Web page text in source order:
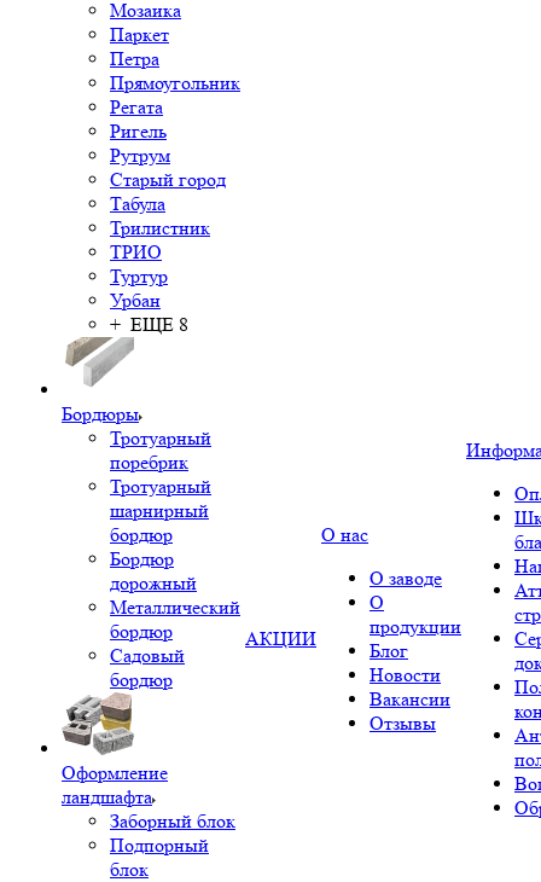
Мозаика
Паркет
Петра
Прямоугольник
Регата
Ригель
Рутрум
Старый город
Табула
Трилистник
ТРИО
Туртур
Урбан
+ ЕЩЕ 8
Бордюры
Тротуарный
поребрик
Тротуарный
шарнирный
бордюр
Бордюр
дорожный
Металлический
бордюр
Садовый
бордюр
Оформление
ландшафта
Заборный блок
Подпорный
блок
АКЦИИ
О нас
О заводе
О
продукции
Блог
Новости
Вакансии
Отзывы